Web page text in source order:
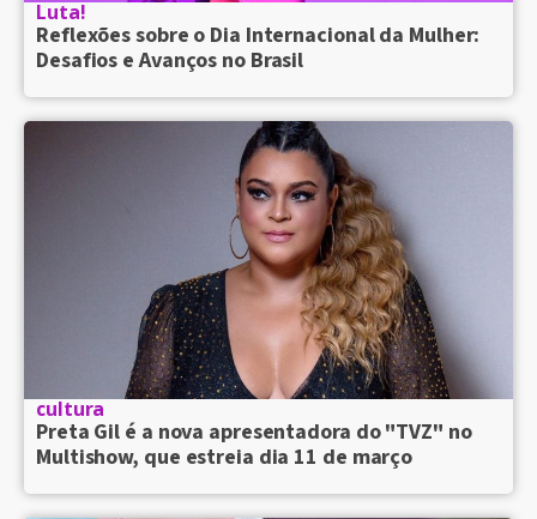
Luta!
Reflexões sobre o Dia Internacional da Mulher:
Desafios e Avanços no Brasil
cultura
Preta Gil é a nova apresentadora do "TVZ" no
Multishow, que estreia dia 11 de março